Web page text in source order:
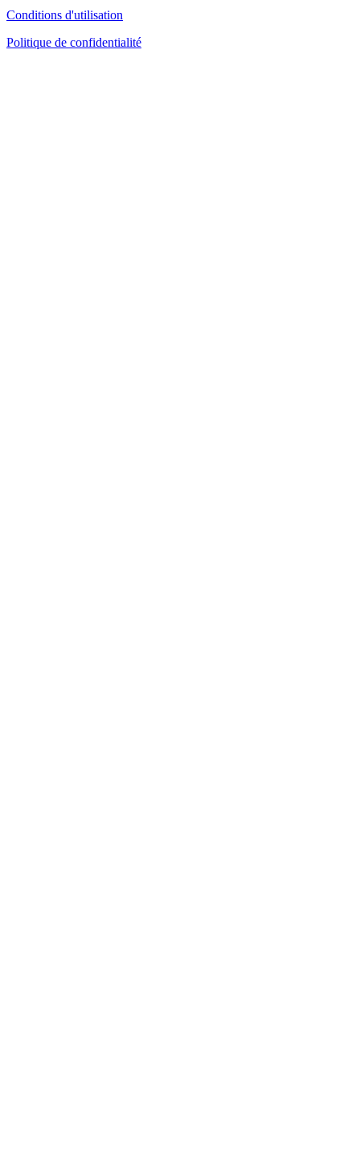
Conditions d'utilisation
Politique de confidentialité